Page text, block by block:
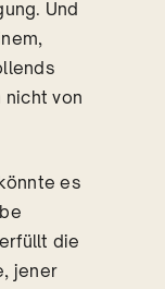
Und
nicht von
es
die
jener